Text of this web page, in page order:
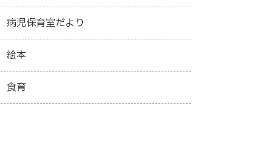
病児保育室だより
絵本
食育